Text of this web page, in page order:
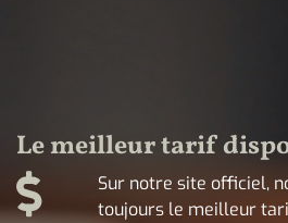
Le meilleur tarif
Sur notre site officiel,
toujours le meilleur